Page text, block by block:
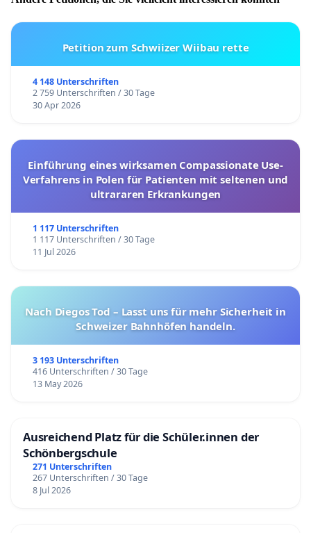
Petition zum Schwiizer Wiibau rette
4 148 Unterschriften
2 759 Unterschriften / 30 Tage
30 Apr 2026
Einführung eines wirksamen Compassionate Use-
Verfahrens in Polen für Patienten mit seltenen und
ultrararen Erkrankungen
1 117 Unterschriften
1 117 Unterschriften / 30 Tage
11 Jul 2026
Nach Diegos Tod – Lasst uns für mehr Sicherheit in
Schweizer Bahnhöfen handeln.
3 193 Unterschriften
416 Unterschriften / 30 Tage
13 May 2026
Ausreichend Platz für die Schüler.innen der
Schönbergschule
271 Unterschriften
267 Unterschriften / 30 Tage
8 Jul 2026